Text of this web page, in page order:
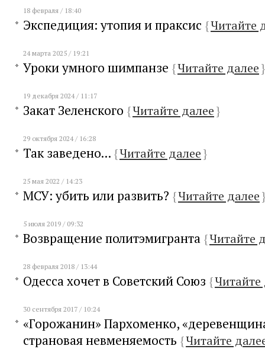
18 февраля / 18:40
Экспедиция: утопия и праксис {Читайте
24 марта 2025 / 19:21
Уроки умного шимпанзе {Читайте далее}
19 декабря 2024 / 11:17
Закат Зеленского {Читайте далее}
29 октября 2024 / 16:28
Так заведено... {Читайте далее}
25 мая 2022 / 14:23
МСУ: убить или развить? {Читайте далее}
5 июля 2019 / 09:32
Возвращение политэмигранта {Читайте
28 февраля 2018 / 13:44
Одесса хочет в Советский Союз {Читайте
30 сентября 2017 / 10:24
«Горожанин» Пархоменко,
страновая невменяемость {Читайте